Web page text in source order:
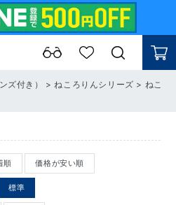
ズ付き） >ねころりんシリーズ > ねこ
順 価格が安い順
標準